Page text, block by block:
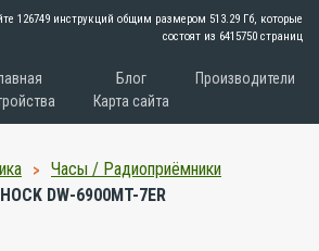
126749 инструкций общим размером 513.29 Гб, которые
состоят из 6415750 страниц
Блог
Производители
Карта сайта
Часы / Радиоприёмники
DW-6900MT-7ER